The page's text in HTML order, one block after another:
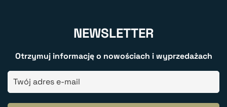
NEWSLETTER
Otrzymuj informację o nowościach i wyprzedażach